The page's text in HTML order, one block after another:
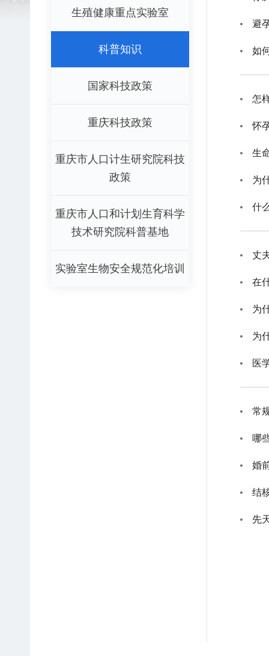
生殖健康重点实验室
科普知识
国家科技政策
重庆科技政策
重庆市人口计生研究院科技
政策
重庆市人口和计划生育科学
技术研究院科普基地
实验室生物安全规范化培训
避
如
怎
怀
生
为
什
丈
在
为
为
医
常
哪
婚
结
先